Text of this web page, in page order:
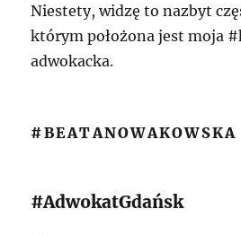
Niestety, widzę to nazbyt
którym położona jest moja
adwokacka.
#BEATANOWAKOWSKA
#AdwokatGdańsk